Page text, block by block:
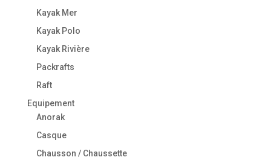
Kayak Mer
Kayak Polo
Kayak Rivière
Packrafts
Raft
Equipement
Anorak
Casque
Chausson / Chaussette